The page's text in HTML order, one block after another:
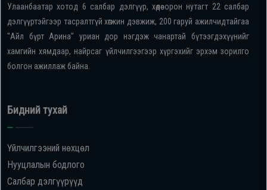
Улаанбаатар хотод 6 салбар дэлгүүр, хөдөө орон нутагт 22 салбар
дэлгүүртэйгээр тасралтгүй хөгжин дэвжиж, 200 гаруй ажилчидтайгаа
"Айл бүрт Арина" уриан дор нэгдэж чанартай бүтээгдэхүүнийг
хамгийн хямдаар, найрсаг үйлчилгээгээр хүргэхийг эрхэм зорилго
болгон ажиллаж байна.
Бидний тухай
Үйлчилгээний нөхцөл
Нууцлалын бодлого
Салбар дэлгүүрүүд